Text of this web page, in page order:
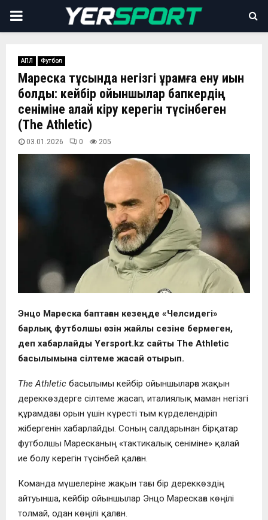
PRIMARY
АПЛ Футбол
Мареска тұсында негізгі құрамға ену қиын
болды: кейбір ойыншылар бапкердің
сеніміне қалай кіру керегін түсінбеген
(The Athletic)
03.01.2026 0 205
Энцо Мареска баптаған кезеңде «Челсидегі»
барлық футболшы өзін жайлы сезіне бермеген,
деп хабарлайды Yersport.kz сайты The Athletic
басылымына сілтеме жасай отырып.
The Athletic басылымы кейбір ойыншыларға жақын
дереккөздерге сілтеме жасап, италиялық маман негізгі
құрамдағы орын үшін күресті тым күрделендіріп
жібергенін хабарлайды. Соның салдарынан бірқатар
футболшы Маресканың «тактикалық сеніміне» қалай
ие болу керегін түсінбей қалған.
Команда мүшелеріне жақын тағы бір дереккөздің
айтуынша, кейбір ойыншылар Энцо Марескаға көңілі
толмай, одан көңілі қалған.